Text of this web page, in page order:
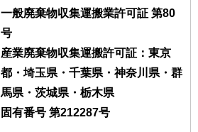
一般廃棄物収集運搬業許可証 第80
号
産業廃棄物収集運搬許可証：東京
都・埼玉県・千葉県・神奈川県・群
馬県・茨城県・栃木県
固有番号 第212287号